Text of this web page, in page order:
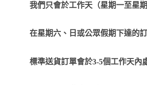
我們只會於工作天（星期一至星
在星期六、日或公眾假期下達的
標準送貨訂單會於3-5個工作天內